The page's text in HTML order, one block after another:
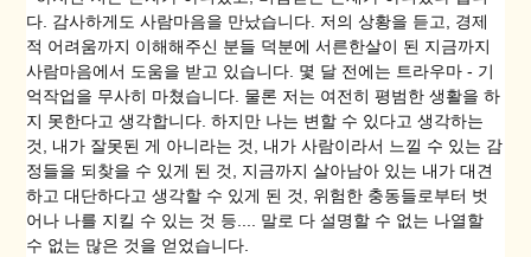
다. 감사하게도 사람마음을 만났습니다. 저의 상황을 듣고, 경제
적 어려움까지 이해해주신 분들 덕분에 서른한살이 된 지금까지
사람마음에서 도움을 받고 있습니다. 몇 달 전에는 트라우마 - 기
억작업을 무사히 마쳤습니다. 물론 저는 여전히 평범한 생활을 하
지 못한다고 생각합니다. 하지만 나는 변할 수 있다고 생각하는
것, 내가 잘못된 게 아니라는 것, 내가 사람이라서 느낄 수 있는 감
정들을 되찾을 수 있게 된 것, 지금까지 살아남아 있는 내가 대견
하고 대단하다고 생각할 수 있게 된 것, 위험한 충동들로부터 벗
어나 나를 지킬 수 있는 것 등.... 말로 다 설명할 수 없는 나열할
수 없는 많은 것을 얻었습니다.